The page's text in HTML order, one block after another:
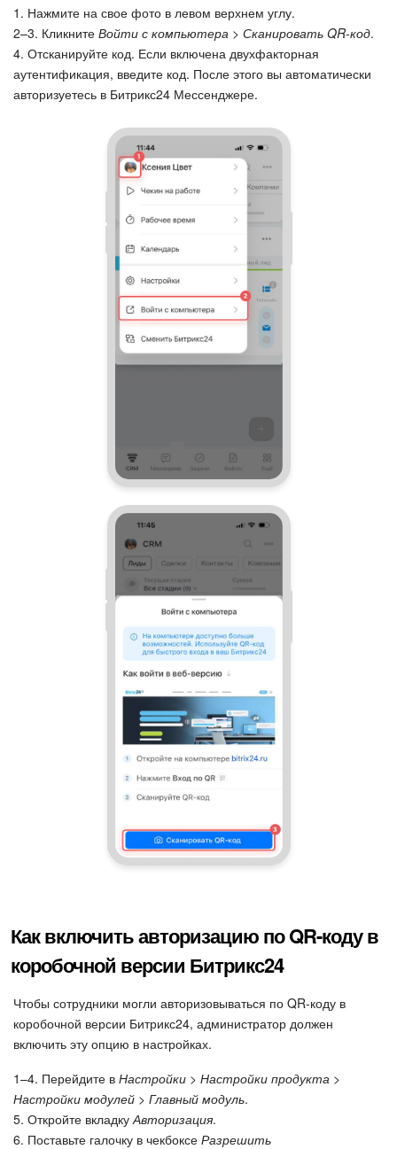
1. Нажмите на свое фото в левом верхнем углу.
2–3. Кликните Войти с компьютера > Сканировать QR-код.
4. Отсканируйте код. Если включена двухфакторная
аутентификация, введите код. После этого вы автоматически
авторизуетесь в Битрикс24 Мессенджере.
Как включить авторизацию по QR-коду в
коробочной версии Битрикс24
Чтобы сотрудники могли авторизовываться по QR-коду в
коробочной версии Битрикс24, администратор должен
включить эту опцию в настройках.
1–4. Перейдите в Настройки > Настройки продукта >
Настройки модулей > Главный модуль.
5. Откройте вкладку Авторизация.
6. Поставьте галочку в чекбоксе Разрешить